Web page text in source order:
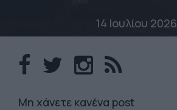
14 Ιουλίου 2026
Mη χάνετε κανένα post